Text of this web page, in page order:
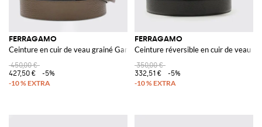
FERRAGAMO
Ceinture en cuir de veau grainé Gancini
450,00 €
427,50 €
-5%
FERRAGAMO
Ceinture réversible en cuir de veau
350,00 €
332,51 €
-5%